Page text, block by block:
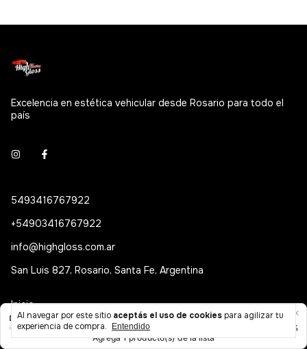
Al navegar por este sitio aceptás el uso de cookies para agilizar tu
experiencia de compra.
Entendido
Excelencia en estética vehicular desde Rosario para todo el
país
5493416767922
+54903416767922
info@highgloss.com.ar
San Luis 827, Rosario, Santa Fe, Argentina
Inicio
Ofertas